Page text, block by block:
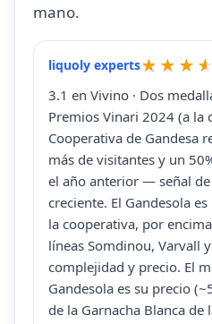
mano.
liquoly experts
3.1 en Vivino · Dos
Premios Vinari 2024 (a la
Cooperativa de Gandesa
más de visitantes y un
el año anterior — señal
creciente. El Gandesola
la cooperativa, por
líneas Somdinou, Varvall
complejidad y precio. El
Gandesola es su precio
de la Garnacha Blanca